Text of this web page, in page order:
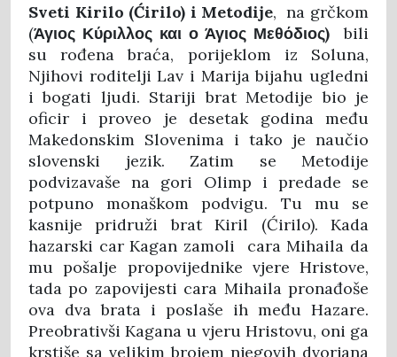
Sveti Kirilo (Ćirilo) i Metodije, na grčkom
(Άγιος Κύριλλος και ο Άγιος Μεθόδιος) bili
su rođena braća, porijeklom iz Soluna,
Njihovi roditelji Lav i Marija bijahu ugledni
i bogati ljudi. Stariji brat Metodije bio je
oficir i proveo je desetak godina među
Makedonskim Slovenima i tako je naučio
slovenski jezik. Zatim se Metodije
podvizavaše na gori Olimp i predade se
potpuno monaškom podvigu. Tu mu se
kasnije pridruži brat Kiril (Ćirilo). Kada
hazarski car Kagan zamoli cara Mihaila da
mu pošalje propovijednike vjere Hristove,
tada po zapovijesti cara Mihaila pronađoše
ova dva brata i poslaše ih među Hazare.
Preobrativši Kagana u vjeru Hristovu, oni ga
krstiše sa velikim brojem njegovih dvorjana